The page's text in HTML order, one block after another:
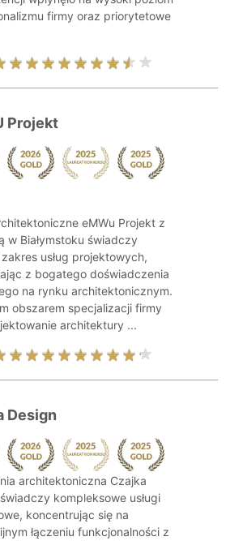
firmy oraz priorytetowe
Projekt
eMWu Projekt z
w Białymstoku świadczy
usług projektowych,
z bogatego doświadczenia
na rynku architektonicznym.
obszarem specjalizacji firmy
architektury ...
Design
architektoniczna Czajka
kompleksowe usługi
koncentrując się na
łączeniu funkcjonalności z